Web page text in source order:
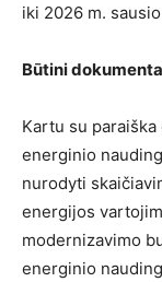
iki 2026 m.
Būtini
Kartu su
energinio
nurodyti
energijos
modernizavimo
energinio